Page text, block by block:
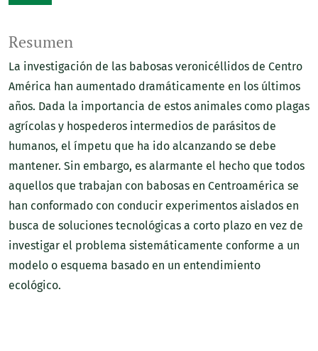
Resumen
La investigación de las babosas veronicéllidos de Centro
América han aumentado dramáticamente en los últimos
años. Dada la importancia de estos animales como plagas
agrícolas y hospederos intermedios de parásitos de
humanos, el ímpetu que ha ido alcanzando se debe
mantener. Sin embargo, es alarmante el hecho que todos
aquellos que trabajan con babosas en Centroamérica se
han conformado con conducir experimentos aislados en
busca de soluciones tecnológicas a corto plazo en vez de
investigar el problema sistemáticamente conforme a un
modelo o esquema basado en un entendimiento
ecológico.